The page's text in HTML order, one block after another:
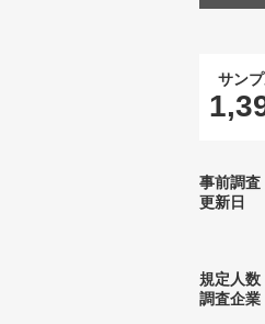
サン
事前調査
更新日
規定人数
調査企業